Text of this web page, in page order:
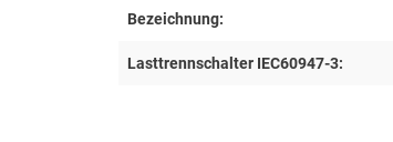
Bezeichnung:
Lasttrennschalter IEC60947-3: